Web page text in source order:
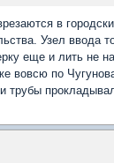
в
Узел ввода
еще и лить не
вовсю по
трубы